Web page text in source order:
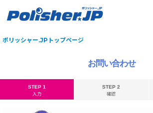
ポリッシャー.JPトップページ
お問い合わせ
STEP 1
入力
STEP 2
確認